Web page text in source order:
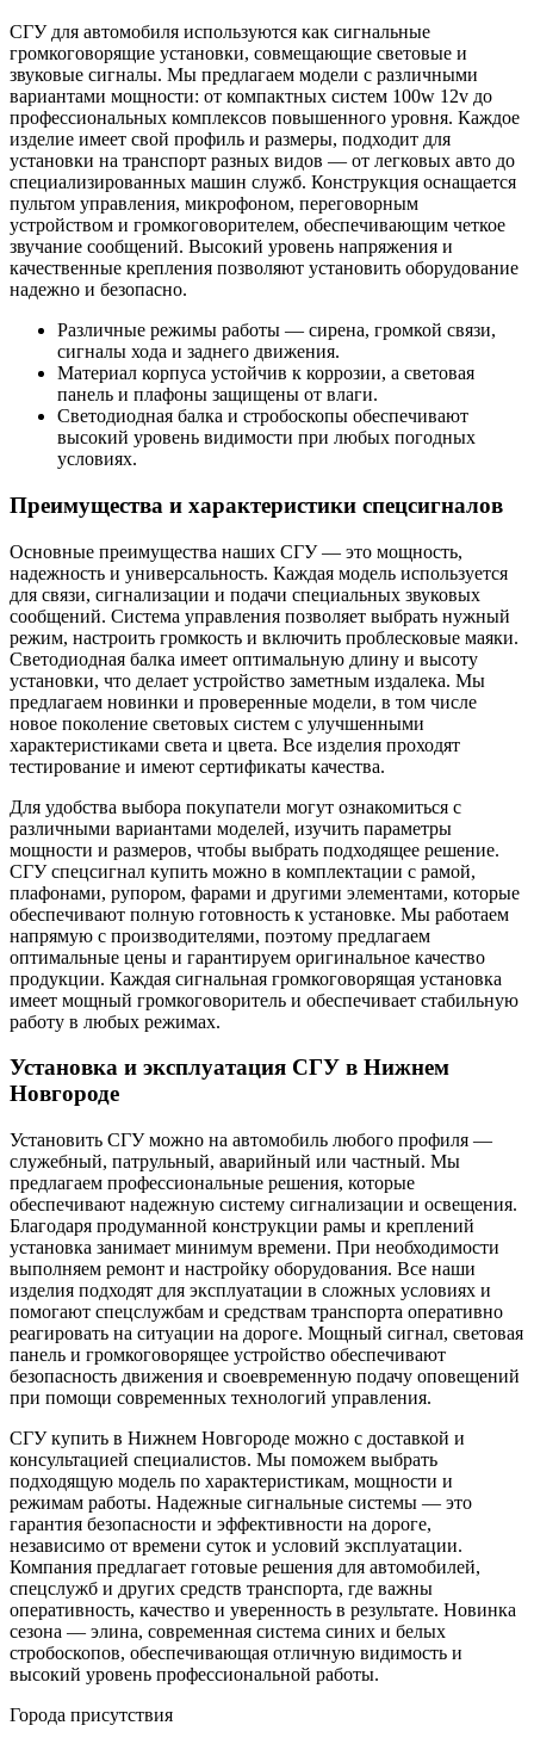
СГУ для автомобиля используются как сигнальные
громкоговорящие установки, совмещающие световые и
звуковые сигналы. Мы предлагаем модели с различными
вариантами мощности: от компактных систем 100w 12v до
профессиональных комплексов повышенного уровня. Каждое
изделие имеет свой профиль и размеры, подходит для
установки на транспорт разных видов — от легковых авто до
специализированных машин служб. Конструкция оснащается
пультом управления, микрофоном, переговорным
устройством и громкоговорителем, обеспечивающим четкое
звучание сообщений. Высокий уровень напряжения и
качественные крепления позволяют установить оборудование
надежно и безопасно.
Различные режимы работы — сирена, громкой связи,
сигналы хода и заднего движения.
Материал корпуса устойчив к коррозии, а световая
панель и плафоны защищены от влаги.
Светодиодная балка и стробоскопы обеспечивают
высокий уровень видимости при любых погодных
условиях.
Преимущества и характеристики спецсигналов
Основные преимущества наших СГУ — это мощность,
надежность и универсальность. Каждая модель используется
для связи, сигнализации и подачи специальных звуковых
сообщений. Система управления позволяет выбрать нужный
режим, настроить громкость и включить проблесковые маяки.
Светодиодная балка имеет оптимальную длину и высоту
установки, что делает устройство заметным издалека. Мы
предлагаем новинки и проверенные модели, в том числе
новое поколение световых систем с улучшенными
характеристиками света и цвета. Все изделия проходят
тестирование и имеют сертификаты качества.
Для удобства выбора покупатели могут ознакомиться с
различными вариантами моделей, изучить параметры
мощности и размеров, чтобы выбрать подходящее решение.
СГУ спецсигнал купить можно в комплектации с рамой,
плафонами, рупором, фарами и другими элементами, которые
обеспечивают полную готовность к установке. Мы работаем
напрямую с производителями, поэтому предлагаем
оптимальные цены и гарантируем оригинальное качество
продукции. Каждая сигнальная громкоговорящая установка
имеет мощный громкоговоритель и обеспечивает стабильную
работу в любых режимах.
Установка и эксплуатация СГУ в Нижнем
Новгороде
Установить СГУ можно на автомобиль любого профиля —
служебный, патрульный, аварийный или частный. Мы
предлагаем профессиональные решения, которые
обеспечивают надежную систему сигнализации и освещения.
Благодаря продуманной конструкции рамы и креплений
установка занимает минимум времени. При необходимости
выполняем ремонт и настройку оборудования. Все наши
изделия подходят для эксплуатации в сложных условиях и
помогают спецслужбам и средствам транспорта оперативно
реагировать на ситуации на дороге. Мощный сигнал, световая
панель и громкоговорящее устройство обеспечивают
безопасность движения и своевременную подачу оповещений
при помощи современных технологий управления.
СГУ купить в Нижнем Новгороде можно с доставкой и
консультацией специалистов. Мы поможем выбрать
подходящую модель по характеристикам, мощности и
режимам работы. Надежные сигнальные системы — это
гарантия безопасности и эффективности на дороге,
независимо от времени суток и условий эксплуатации.
Компания предлагает готовые решения для автомобилей,
спецслужб и других средств транспорта, где важны
оперативность, качество и уверенность в результате. Новинка
сезона — элина, современная система синих и белых
стробоскопов, обеспечивающая отличную видимость и
высокий уровень профессиональной работы.
Города присутствия